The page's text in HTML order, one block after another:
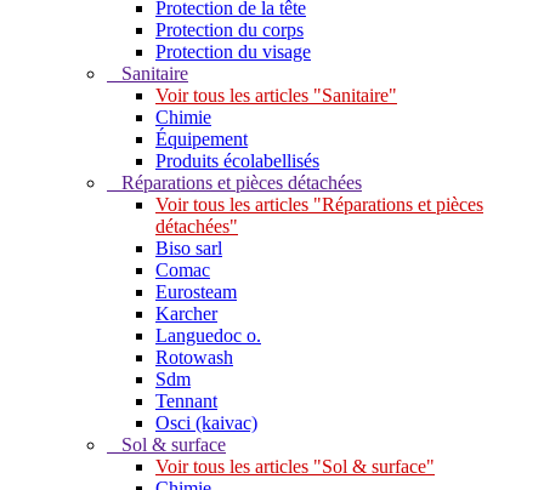
Protection de la tête
Protection du corps
Protection du visage
Sanitaire
Voir tous les articles "Sanitaire"
Chimie
Équipement
Produits écolabellisés
Réparations et pièces détachées
Voir tous les articles "Réparations et pièces
détachées"
Biso sarl
Comac
Eurosteam
Karcher
Languedoc o.
Rotowash
Sdm
Tennant
Osci (kaivac)
Sol & surface
Voir tous les articles "Sol & surface"